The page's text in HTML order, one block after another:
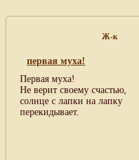
Ж-к
первая муха!
Первая муха!
Не верит своему счастью,
солнце с лапки на лапку
перекидывает.